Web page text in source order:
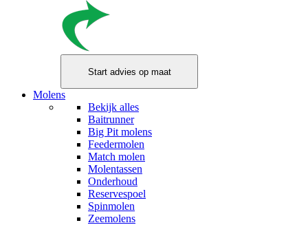
Molens
Bekijk alles
Baitrunner
Big Pit molens
Feedermolen
Match molen
Molentassen
Onderhoud
Reservespoel
Spinmolen
Zeemolens